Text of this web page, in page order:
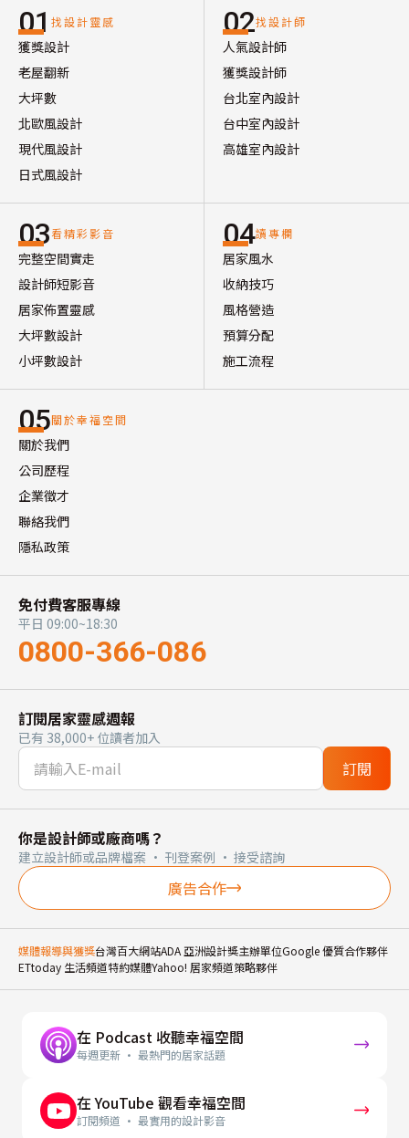
01 找設計靈感
獲獎設計
老屋翻新
大坪數
北歐風設計
現代風設計
日式風設計
02找設計師
人氣設計師
獲獎設計師
台北室內設計
台中室內設計
高雄室內設計
03看精彩影音
完整空間實走
設計師短影音
居家佈置靈感
大坪數設計
小坪數設計
04讀專欄
居家風水
收納技巧
風格營造
預算分配
施工流程
05關於幸福空間
關於我們
公司歷程
企業徵才
聯絡我們
隱私政策
免付費客服專線
平日 09:00~18:30
0800-366-086
訂閱居家靈感週報
已有 38,000+ 位讀者加入
訂閱
你是設計師或廠商嗎？
建立設計師或品牌檔案 · 刊登案例 · 接受諮詢
廣告合作
媒體報導與獲獎台灣百大網站ADA 亞洲設計獎主辦單位Google 優質合作夥伴
ETtoday 生活頻道特約媒體Yahoo! 居家頻道策略夥伴
在 Podcast 收聽幸福空間
每週更新 · 最熱門的居家話題
在 YouTube 觀看幸福空間
訂閱頻道 · 最實用的設計影音